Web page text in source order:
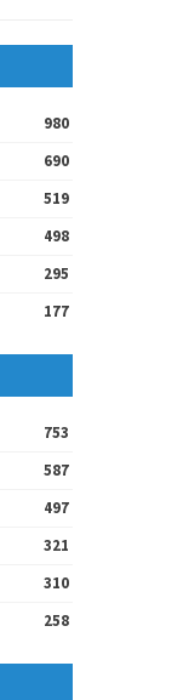
980
690
519
498
295
177
753
587
497
321
310
258